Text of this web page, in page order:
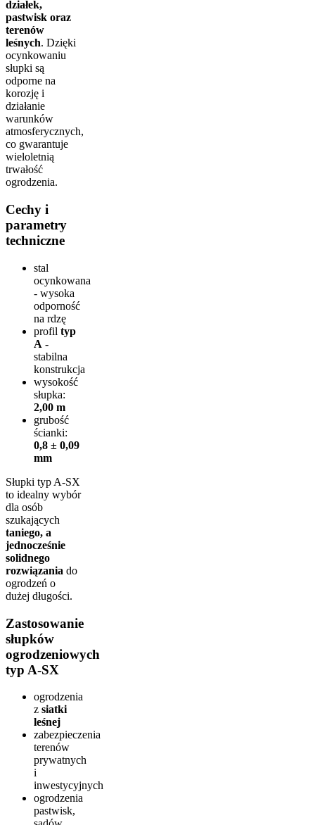
działek,
pastwisk oraz
terenów
leśnych. Dzięki
ocynkowaniu
słupki są
odporne na
korozję i
działanie
warunków
atmosferycznych,
co gwarantuje
wieloletnią
trwałość
ogrodzenia.
Cechy i
parametry
techniczne
stal
ocynkowana
- wysoka
odporność
na rdzę
profil typ
A -
stabilna
konstrukcja
wysokość
słupka:
2,00 m
grubość
ścianki:
0,8 ± 0,09
mm
Słupki typ A-SX
to idealny wybór
dla osób
szukających
taniego, a
jednocześnie
solidnego
rozwiązania do
ogrodzeń o
dużej długości.
Zastosowanie
słupków
ogrodzeniowych
typ A-SX
ogrodzenia
z siatki
leśnej
zabezpieczenia
terenów
prywatnych
i
inwestycyjnych
ogrodzenia
pastwisk,